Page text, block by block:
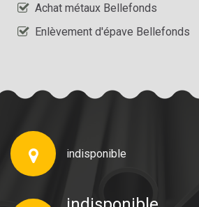
Achat métaux Bellefonds
Enlèvement d'épave Bellefonds
indisponible